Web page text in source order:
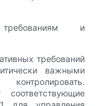
требованиям и
требований
важными